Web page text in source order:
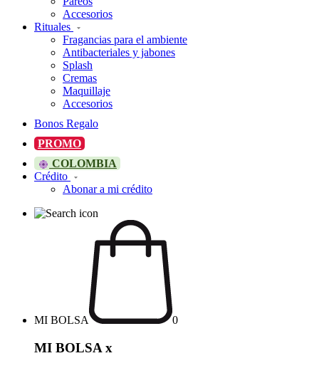
Accesorios
Rituales
Fragancias para el ambiente
Antibacteriales y jabones
Splash
Cremas
Maquillaje
Accesorios
Bonos Regalo
PROMO
COLOMBIA
Crédito
Abonar a mi crédito
MI BOLSA 0
MI BOLSA x